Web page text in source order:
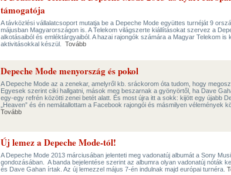
támogatója
A távközlési vállalatcsoport mutatja be a Depeche Mode együttes turnéját 9
májusban Magyarországon is. A Telekom világszerte kiállításokat szervez a
alkotásaiból és emléktárgyaiból. A hazai rajongók számára a Magyar Telekom is
aktivitásokkal készül. Tovább
Depeche Mode menyország és pokol
A Depeche Mode az a zenekar, amelyről kb. sráckorom óta tudom, hogy
Egyesek szerint ciki hallgatni, mások meg beszarnak a gyönyörtől, ha Dave
egy-egy refrén közötti zenei betét alatt. És most újra itt a sokk: kijött egy újabb
„Heaven” és én nemátallottam a Facebook rajongói és másmilyen vélemények
Tovább
Új lemez a Depeche Mode-tól!
A Depeche Mode 2013 márciusában jelenteti meg vadonatúj albumát a Sony
gondozásában. A banda bejelentése szerint az albumra olyan vadonatúj nóták
és Dave Gahan írtak. Az új lemezzel május 7-én indulnak majd európai turnéra.